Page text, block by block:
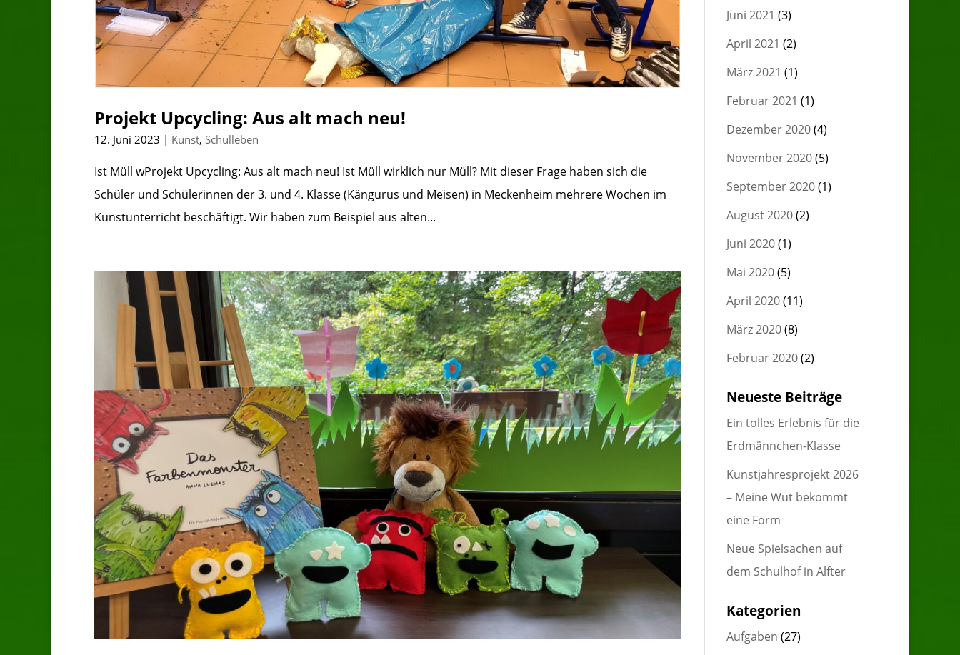
Projekt Upcycling: Aus alt mach neu!
12. Juni 2023 | Kunst, Schulleben
Ist Müll wProjekt Upcycling: Aus alt mach neu! Ist Müll wirklich nur Müll? Mit dieser Frage haben sich die
Schüler und Schülerinnen der 3. und 4. Klasse (Kängurus und Meisen) in Meckenheim mehrere Wochen im
Kunstunterricht beschäftigt. Wir haben zum Beispiel aus alten...
Juni 2021 (3)
April 2021 (2)
März 2021 (1)
Februar 2021 (1)
Dezember 2020(4)
November 2020(5)
September 2020(1)
August 2020(2)
Juni 2020(1)
Mai 2020(5)
April 2020(11)
März 2020(8)
Februar 2020(2)
Neueste Beiträge
Ein tolles Erlebnis für die
Erdmännchen-Klasse
Kunstjahresprojekt 2026
– Meine Wut bekommt
eine Form
Neue Spielsachen auf
dem Schulhof in Alfter
Kategorien
Aufgaben (27)